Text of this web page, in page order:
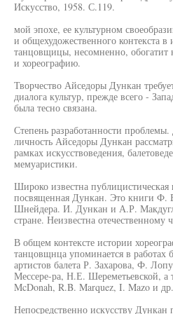
Искусство, 1958. С.119.
мой эпохе, ее культурном
и общехудожественного контекста в
танцовщицы, несомненно, обогатит
и хореографию.
Творчество Айседоры Дункан
диалога культур, прежде всего -
была тесно связана.
Степень разработанности проблемы.
личность Айседоры Дункан
рамках искусствоведения,
мемуаристики.
Широко известна публицистическая
посвященная Дункан. Это книги Ф.
Шнейдера. И. Дункан и А.Р.
стране. Неизвестна отечественному
В общем контексте истории
танцовщнца упоминается в работах
артистов балета Р. Захарова, Ф.
Мессере-ра, Н.Е. Шереметьевской,
McDonah, R.B. Marquez, I. Mazo и др.
Непосредственно искусству Дункан